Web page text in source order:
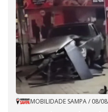
MOBILIDADE SAMPA/ 08/